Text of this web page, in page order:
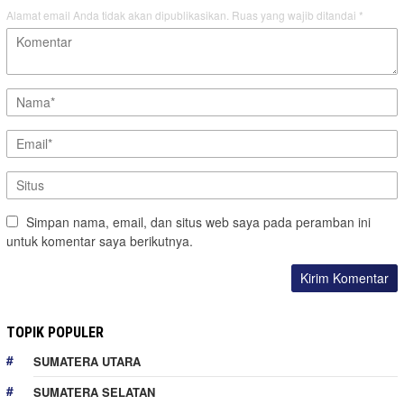
Alamat email Anda tidak akan dipublikasikan. Ruas yang wajib ditandai *
Simpan nama, email, dan situs web saya pada peramban ini
untuk komentar saya berikutnya.
TOPIK POPULER
SUMATERA UTARA
SUMATERA SELATAN